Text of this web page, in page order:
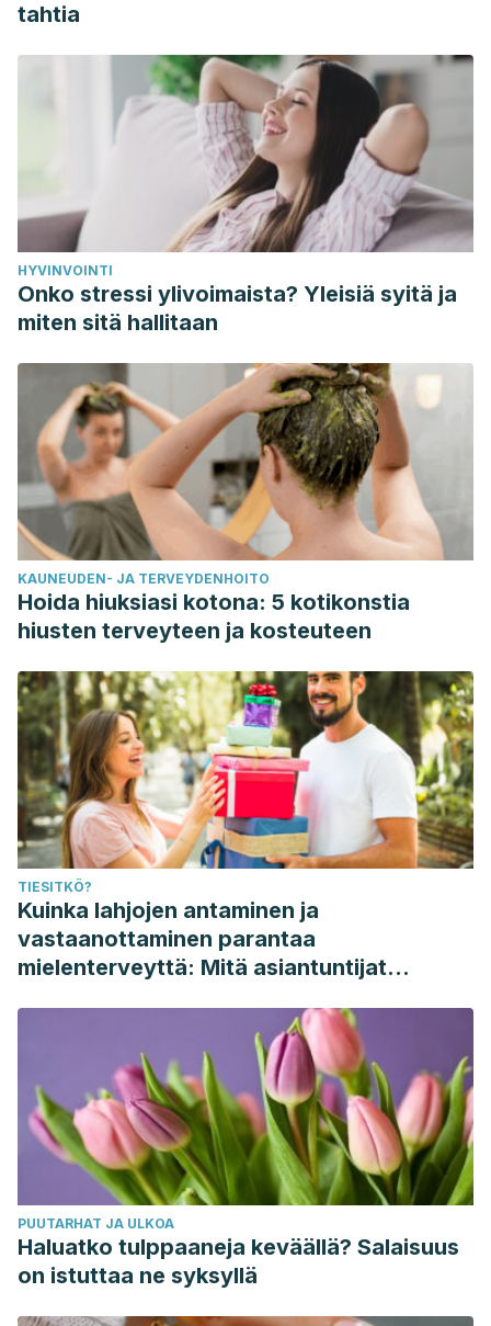
Lummaa, V., Vuorisalo, T., Barr, R. G., & Lehtonen, L. (1998).
human infants. Evolution and Human Behavior.
https://doi.org/10.1016/S1090-5138(98)00014-2
tahtia
HYVINVOINTI
Onko stressi ylivoimaista? Yleisiä syitä ja
miten sitä hallitaan
KAUNEUDEN- JA TERVEYDENHOITO
Hoida hiuksiasi kotona: 5 kotikonstia
hiusten terveyteen ja kosteuteen
TIESITKÖ?
Kuinka lahjojen antaminen ja
vastaanottaminen parantaa
mielenterveyttä: Mitä asiantuntijat
PUUTARHAT JA ULKOA
Haluatko tulppaaneja keväällä? Salaisuus
on istuttaa ne syksyllä